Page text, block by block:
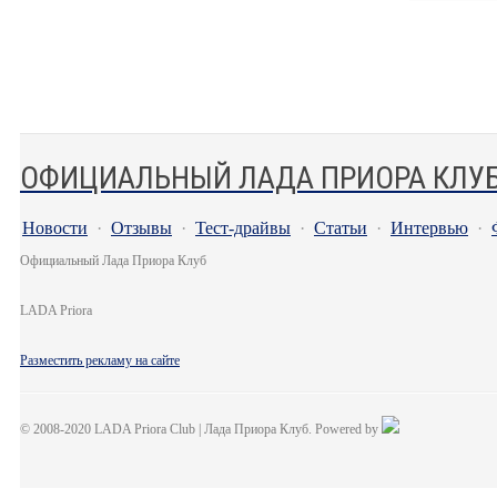
ОФИЦИАЛЬНЫЙ ЛАДА ПРИОРА
Новости · Отзывы · Тест-драйвы · Статьи · Интервью ·
Официальный Лада Приора Клуб
LADA Priora
Разместить рекламу на сайте
© 2008-2020 LADA Priora Club | Лада Приора Клуб. Powered by